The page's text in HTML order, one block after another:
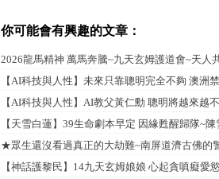
你可能會有興趣的文章：
2026龍馬精神 萬馬奔騰~九天玄姆護道會~天人
【AI科技與人性】未來只靠聰明完全不夠 澳洲
【AI科技與人性】AI教父黃仁勳 聰明將越來越
【天雪白蓮】39生命劇本早定 因緣甦醒歸隊~
★眾生還沒看過真正的大劫難~南屏道濟古佛的
【神話護黎民】14九天玄姆娘娘 心起貪嗔癡愛